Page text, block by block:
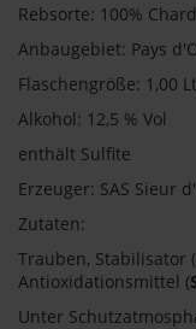
Rebsorte: 100%
Anbaugebiet: Pays
Flaschengröße: 1,00
Alkohol: 12,5 % Vol
enthält Sulfite
Erzeuger: SAS Sieur
Zutaten:
Trauben, Stabilisator
Antioxidationsmittel (
Unter